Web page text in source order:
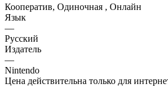
Кооператив, Одиночная , Онлайн
Язык
—
Русский
Издатель
—
Nintendo
Цена действительна только для